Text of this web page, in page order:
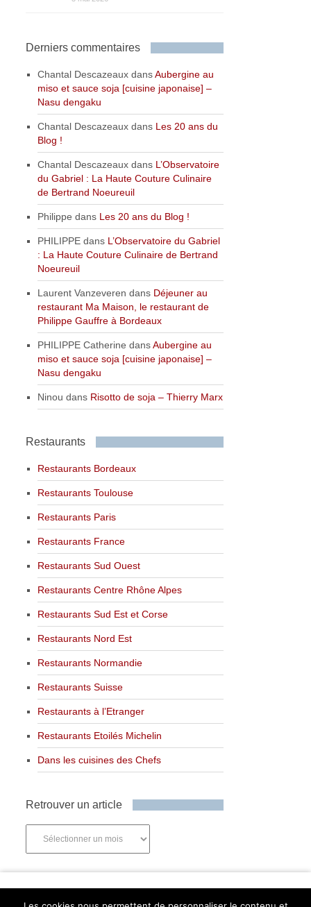
Derniers commentaires
Chantal Descazeaux dansAubergine au
miso et sauce soja [cuisine japonaise] –
Nasu dengaku
Chantal Descazeaux dans Les 20 ans du
Blog !
Chantal Descazeaux dans L’Observatoire
du Gabriel : La Haute Couture Culinaire
de Bertrand Noeureuil
Philippe dans Les 20 ans du Blog !
PHILIPPE dans L’Observatoire du Gabriel
: La Haute Couture Culinaire de Bertrand
Noeureuil
Laurent Vanzeveren dans Déjeuner au
restaurant Ma Maison, le restaurant de
Philippe Gauffre à Bordeaux
PHILIPPE Catherine dansAubergine au
miso et sauce soja [cuisine japonaise] –
Nasu dengaku
Ninou dans Risotto de soja – Thierry Marx
Restaurants
Restaurants Bordeaux
Restaurants Toulouse
Restaurants Paris
Restaurants France
Restaurants Sud Ouest
Restaurants Centre Rhône Alpes
Restaurants Sud Est et Corse
Restaurants Nord Est
Restaurants Normandie
Restaurants Suisse
Restaurants à l’Etranger
Restaurants Etoilés Michelin
Dans les cuisines des Chefs
Retrouver un article